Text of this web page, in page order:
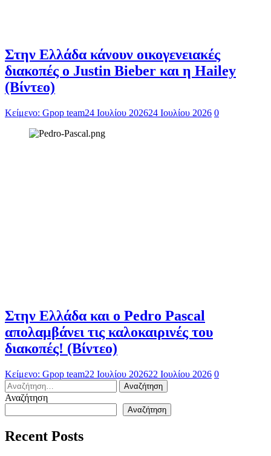
Στην Ελλάδα κάνουν οικογενειακές
διακοπές ο Justin Bieber και η Hailey
(Βίντεο)
Κείμενο: Gpop team24 Ιουλίου 202624 Ιουλίου 2026 0
Στην Ελλάδα και ο Pedro Pascal
απολαμβάνει τις καλοκαιρινές του
διακοπές! (Βίντεο)
Κείμενο: Gpop team22 Ιουλίου 202622 Ιουλίου 2026 0
Αναζήτηση
για:
Αναζήτηση
Αναζήτηση
Recent Posts